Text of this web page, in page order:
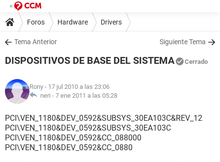
Foros Hardware Drivers
Tema Anterior Siguiente Tema
DISPOSITIVOS DE BASE DEL SISTEMA Cerrado
Rony - 17 jul 2010 a las 23:06
neri - 7 ene 2011 a las 05:28
PCI\VEN_1180&DEV_0592&SUBSYS_30EA103C&REV_12
PCI\VEN_1180&DEV_0592&SUBSYS_30EA103C
PCI\VEN_1180&DEV_0592&CC_088000
PCI\VEN_1180&DEV_0592&CC_0880